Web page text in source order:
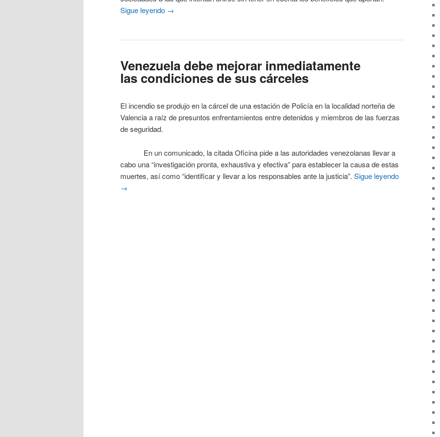
Sigue leyendo →
Venezuela debe mejorar inmediatamente
las condiciones de sus cárceles
El incendio se produjo en la cárcel de una estación de Policía en la localidad norteña de
Valencia a raíz de presuntos enfrentamientos entre detenidos y miembros de las fuerzas
de seguridad.
En un comunicado, la citada Oficina pide a las autoridades venezolanas llevar a
cabo una “investigación pronta, exhaustiva y efectiva” para establecer la causa de estas
muertes, así como “identificar y llevar a los responsables ante la justicia”. Sigue leyendo
→